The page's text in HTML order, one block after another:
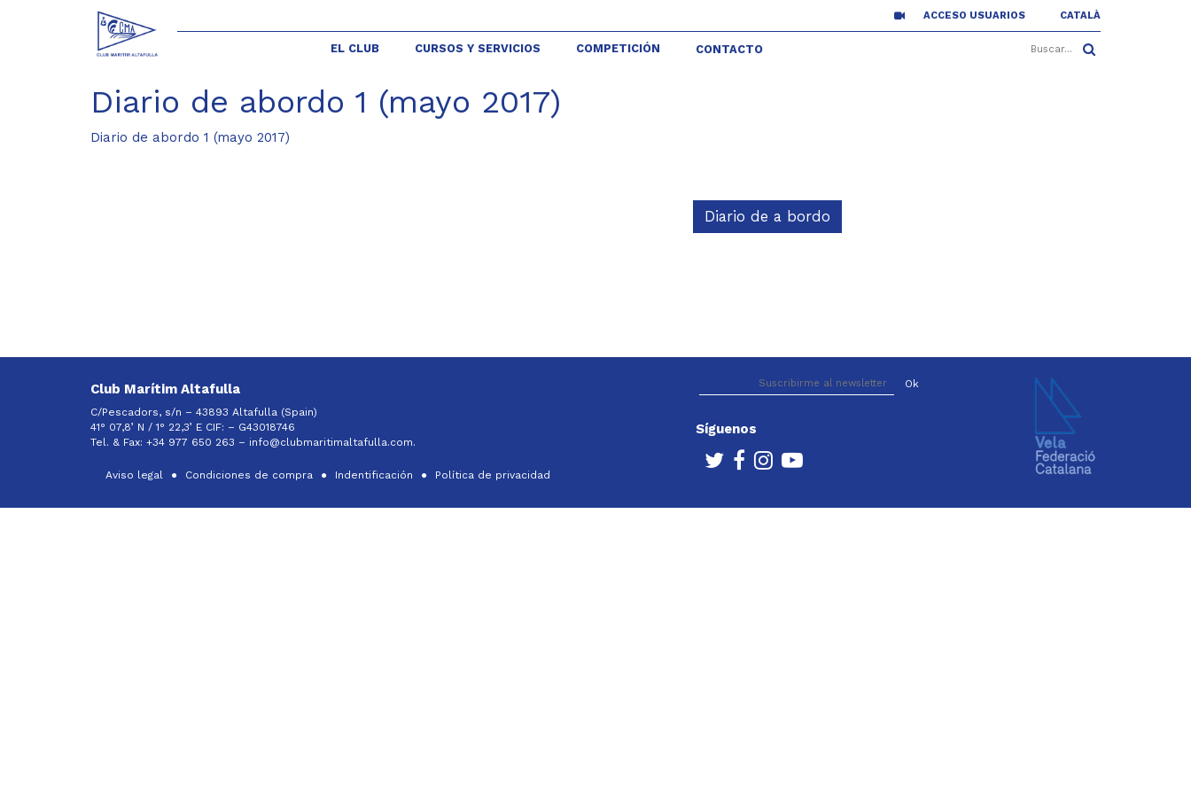
ACCESO USUARIOS CATALÀ
EL CLUB CURSOS Y SERVICIOS COMPETICIÓN CONTACTO
Diario de abordo 1 (mayo 2017)
Diario de abordo 1 (mayo 2017)
Diario de a bordo
Club Marítim Altafulla
C/Pescadors, s/n – 43893 Altafulla (Spain)
41° 07,8’ N / 1° 22,3’ E CIF: – G43018746
Tel. & Fax: +34 977 650 263 – info@clubmaritimaltafulla.com.
Aviso legal Condiciones de compra Indentificación Política de privacidad
Síguenos